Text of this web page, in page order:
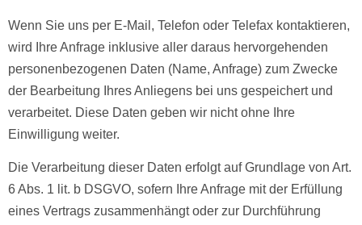
Wenn Sie uns per E-Mail, Telefon oder Telefax kontaktieren,
wird Ihre Anfrage inklusive aller daraus hervorgehenden
personenbezogenen Daten (Name, Anfrage) zum Zwecke
der Bearbeitung Ihres Anliegens bei uns gespeichert und
verarbeitet. Diese Daten geben wir nicht ohne Ihre
Einwilligung weiter.
Die Verarbeitung dieser Daten erfolgt auf Grundlage von Art.
6 Abs. 1 lit. b DSGVO, sofern Ihre Anfrage mit der Erfüllung
eines Vertrags zusammenhängt oder zur Durchführung